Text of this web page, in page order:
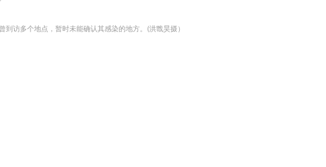
到访多个地点，暂时未能确认其感染的地方。(洪戬昊摄）